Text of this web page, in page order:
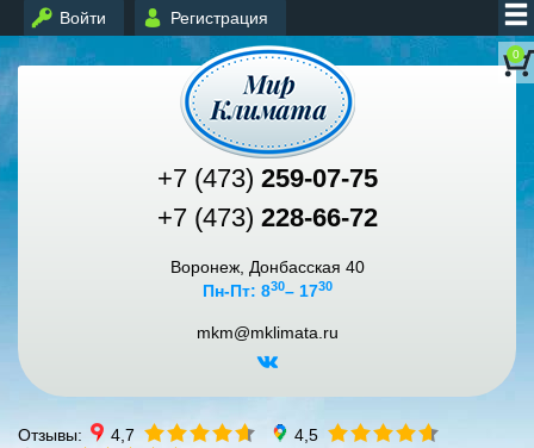
Войти Регистрация
0
+7 (473) 259-07-75
+7 (473) 228-66-72
Воронеж, Донбасская 40
Пн-Пт: 830– 1730
mkm@mklimata.ru
Отзывы: 4,7
4,5